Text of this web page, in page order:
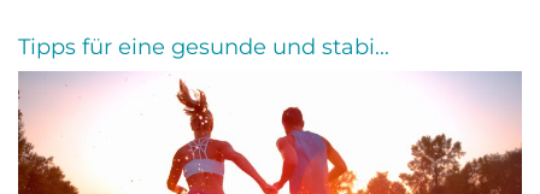
Tipps für eine gesunde und stabi...